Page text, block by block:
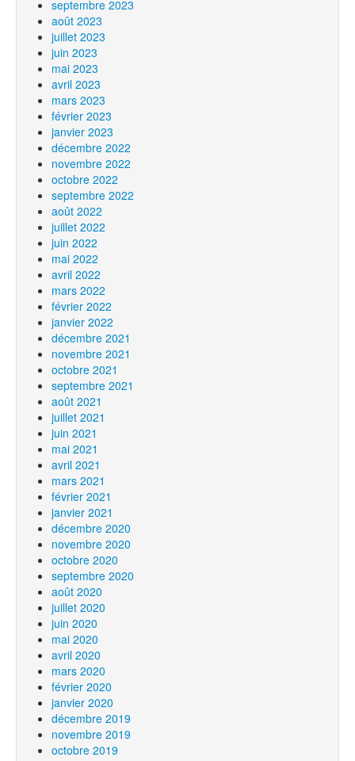
septembre 2023
août 2023
juillet 2023
juin 2023
mai 2023
avril 2023
mars 2023
février 2023
janvier 2023
décembre 2022
novembre 2022
octobre 2022
septembre 2022
août 2022
juillet 2022
juin 2022
mai 2022
avril 2022
mars 2022
février 2022
janvier 2022
décembre 2021
novembre 2021
octobre 2021
septembre 2021
août 2021
juillet 2021
juin 2021
mai 2021
avril 2021
mars 2021
février 2021
janvier 2021
décembre 2020
novembre 2020
octobre 2020
septembre 2020
août 2020
juillet 2020
juin 2020
mai 2020
avril 2020
mars 2020
février 2020
janvier 2020
décembre 2019
novembre 2019
octobre 2019